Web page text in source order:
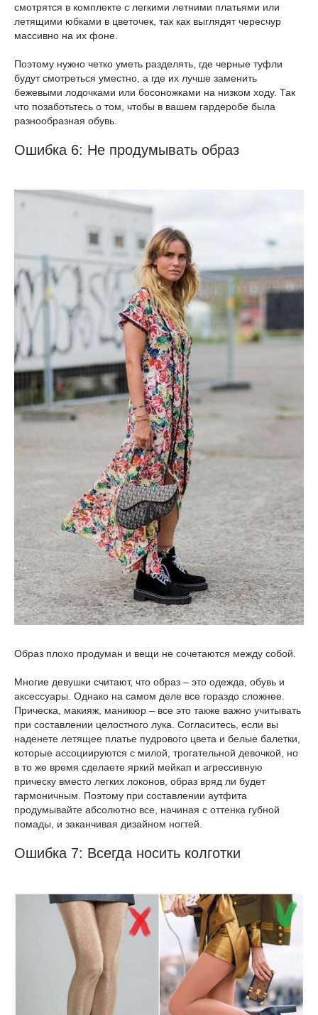
смотрятся в комплекте с легкими летними платьями или
летящими юбками в цветочек, так как выглядят чересчур
массивно на их фоне.
Поэтому нужно четко уметь разделять, где черные туфли
будут смотреться уместно, а где их лучше заменить
бежевыми лодочками или босоножками на низком ходу. Так
что позаботьтесь о том, чтобы в вашем гардеробе была
разнообразная обувь.
Ошибка 6: Не продумывать образ
Образ плохо продуман и вещи не сочетаются между собой.
Многие девушки считают, что образ – это одежда, обувь и
аксессуары. Однако на самом деле все гораздо сложнее.
Прическа, макияж, маникюр – все это также важно учитывать
при составлении целостного лука. Согласитесь, если вы
наденете летящее платье пудрового цвета и белые балетки,
которые ассоциируются с милой, трогательной девочкой, но
в то же время сделаете яркий мейкап и агрессивную
прическу вместо легких локонов, образ вряд ли будет
гармоничным. Поэтому при составлении аутфита
продумывайте абсолютно все, начиная с оттенка губной
помады, и заканчивая дизайном ногтей.
Ошибка 7: Всегда носить колготки